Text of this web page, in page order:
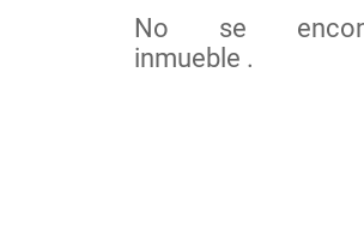
No se
inmueble .